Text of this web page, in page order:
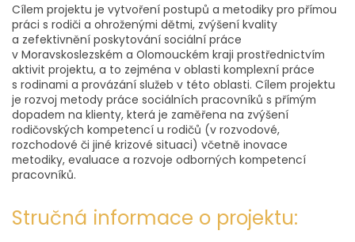
Cílem projektu je vytvoření postupů a metodiky pro přímou
práci s rodiči a ohroženými dětmi, zvýšení kvality
a zefektivnění poskytování sociální práce
v Moravskoslezském a Olomouckém kraji prostřednictvím
aktivit projektu, a to zejména v oblasti komplexní práce
s rodinami a provázání služeb v této oblasti. Cílem projektu
je rozvoj metody práce sociálních pracovníků s přímým
dopadem na klienty, která je zaměřena na zvýšení
rodičovských kompetencí u rodičů (v rozvodové,
rozchodové či jiné krizové situaci) včetně inovace
metodiky, evaluace a rozvoje odborných kompetencí
pracovníků.
Stručná informace o projektu: